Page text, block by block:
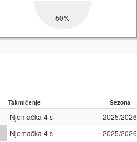
50%
Takmičenje Sezona
Njemačka 4 s
2025/2026
Njemačka 4 s
2025/2026